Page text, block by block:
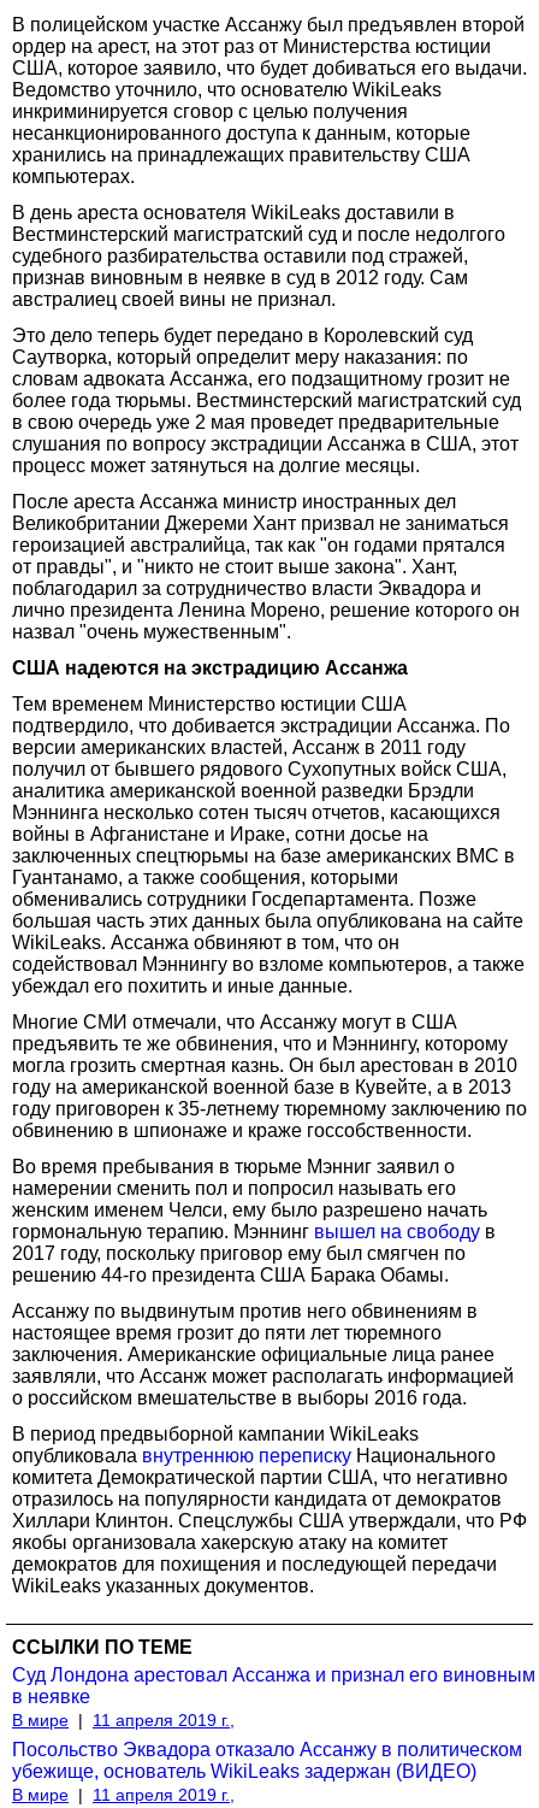
В полицейском участке Ассанжу был предъявлен второй
ордер на арест, на этот раз от Министерства юстиции
США, которое заявило, что будет добиваться его выдачи.
Ведомство уточнило, что основателю WikiLeaks
инкриминируется сговор с целью получения
несанкционированного доступа к данным, которые
хранились на принадлежащих правительству США
компьютерах.
В день ареста основателя WikiLeaks доставили в
Вестминстерский магистратский суд и после недолгого
судебного разбирательства оставили под стражей,
признав виновным в неявке в суд в 2012 году. Сам
австралиец своей вины не признал.
Это дело теперь будет передано в Королевский суд
Саутворка, который определит меру наказания: по
словам адвоката Ассанжа, его подзащитному грозит не
более года тюрьмы. Вестминстерский магистратский суд
в свою очередь уже 2 мая проведет предварительные
слушания по вопросу экстрадиции Ассанжа в США, этот
процесс может затянуться на долгие месяцы.
После ареста Ассанжа министр иностранных дел
Великобритании Джереми Хант призвал не заниматься
героизацией австралийца, так как "он годами прятался
от правды", и "никто не стоит выше закона". Хант,
поблагодарил за сотрудничество власти Эквадора и
лично президента Ленина Морено, решение которого он
назвал "очень мужественным".
США надеются на экстрадицию Ассанжа
Тем временем Министерство юстиции США
подтвердило, что добивается экстрадиции Ассанжа. По
версии американских властей, Ассанж в 2011 году
получил от бывшего рядового Сухопутных войск США,
аналитика американской военной разведки Брэдли
Мэннинга несколько сотен тысяч отчетов, касающихся
войны в Афганистане и Ираке, сотни досье на
заключенных спецтюрьмы на базе американских ВМС в
Гуантанамо, а также сообщения, которыми
обменивались сотрудники Госдепартамента. Позже
большая часть этих данных была опубликована на сайте
WikiLeaks. Ассанжа обвиняют в том, что он
содействовал Мэннингу во взломе компьютеров, а также
убеждал его похитить и иные данные.
Многие СМИ отмечали, что Ассанжу могут в США
предъявить те же обвинения, что и Мэннингу, которому
могла грозить смертная казнь. Он был арестован в 2010
году на американской военной базе в Кувейте, а в 2013
году приговорен к 35-летнему тюремному заключению по
обвинению в шпионаже и краже госсобственности.
Во время пребывания в тюрьме Мэнниг заявил о
намерении сменить пол и попросил называть его
женским именем Челси, ему было разрешено начать
гормональную терапию. Мэннинг вышел на свободу в
2017 году, поскольку приговор ему был смягчен по
решению 44-го президента США Барака Обамы.
Ассанжу по выдвинутым против него обвинениям в
настоящее время грозит до пяти лет тюремного
заключения. Американские официальные лица ранее
заявляли, что Ассанж может располагать информацией
о российском вмешательстве в выборы 2016 года.
В период предвыборной кампании WikiLeaks
опубликовала внутреннюю переписку Национального
комитета Демократической партии США, что негативно
отразилось на популярности кандидата от демократов
Хиллари Клинтон. Спецслужбы США утверждали, что РФ
якобы организовала хакерскую атаку на комитет
демократов для похищения и последующей передачи
WikiLeaks указанных документов.
ССЫЛКИ ПО ТЕМЕ
Суд Лондона арестовал Ассанжа и признал его виновным
в неявке
В мире | 11 апреля 2019 г.,
Посольство Эквадора отказало Ассанжу в политическом
убежище, основатель WikiLeaks задержан (ВИДЕО)
В мире | 11 апреля 2019 г.,